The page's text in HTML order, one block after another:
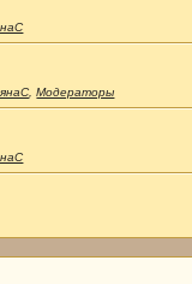
,Модераторы